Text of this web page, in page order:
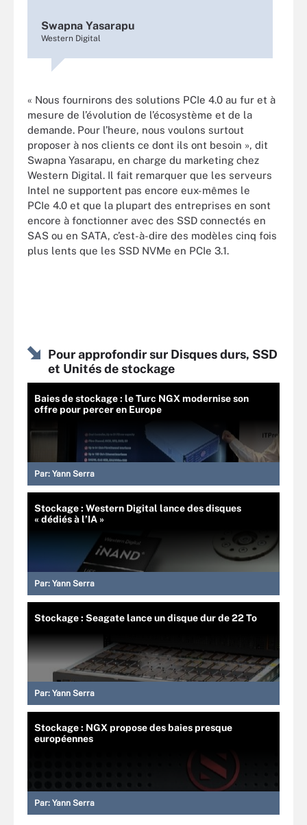
Swapna Yasarapu
Western Digital
« Nous fournirons des solutions PCIe 4.0 au fur et à
mesure de l’évolution de l’écosystème et de la
demande. Pour l’heure, nous voulons surtout
proposer à nos clients ce dont ils ont besoin », dit
Swapna Yasarapu, en charge du marketing chez
Western Digital. Il fait remarquer que les serveurs
Intel ne supportent pas encore eux-mêmes le
PCIe 4.0 et que la plupart des entreprises en sont
encore à fonctionner avec des SSD connectés en
SAS ou en SATA, c’est-à-dire des modèles cinq fois
plus lents que les SSD NVMe en PCIe 3.1.
Pour approfondir sur Disques durs, SSD
et Unités de stockage
Baies de stockage : le Turc NGX modernise son
offre pour percer en Europe
Par: Yann Serra
Stockage : Western Digital lance des disques
« dédiés à l’IA »
Par: Yann Serra
Stockage : Seagate lance un disque dur de 22 To
Par: Yann Serra
Stockage : NGX propose des baies presque
européennes
Par: Yann Serra